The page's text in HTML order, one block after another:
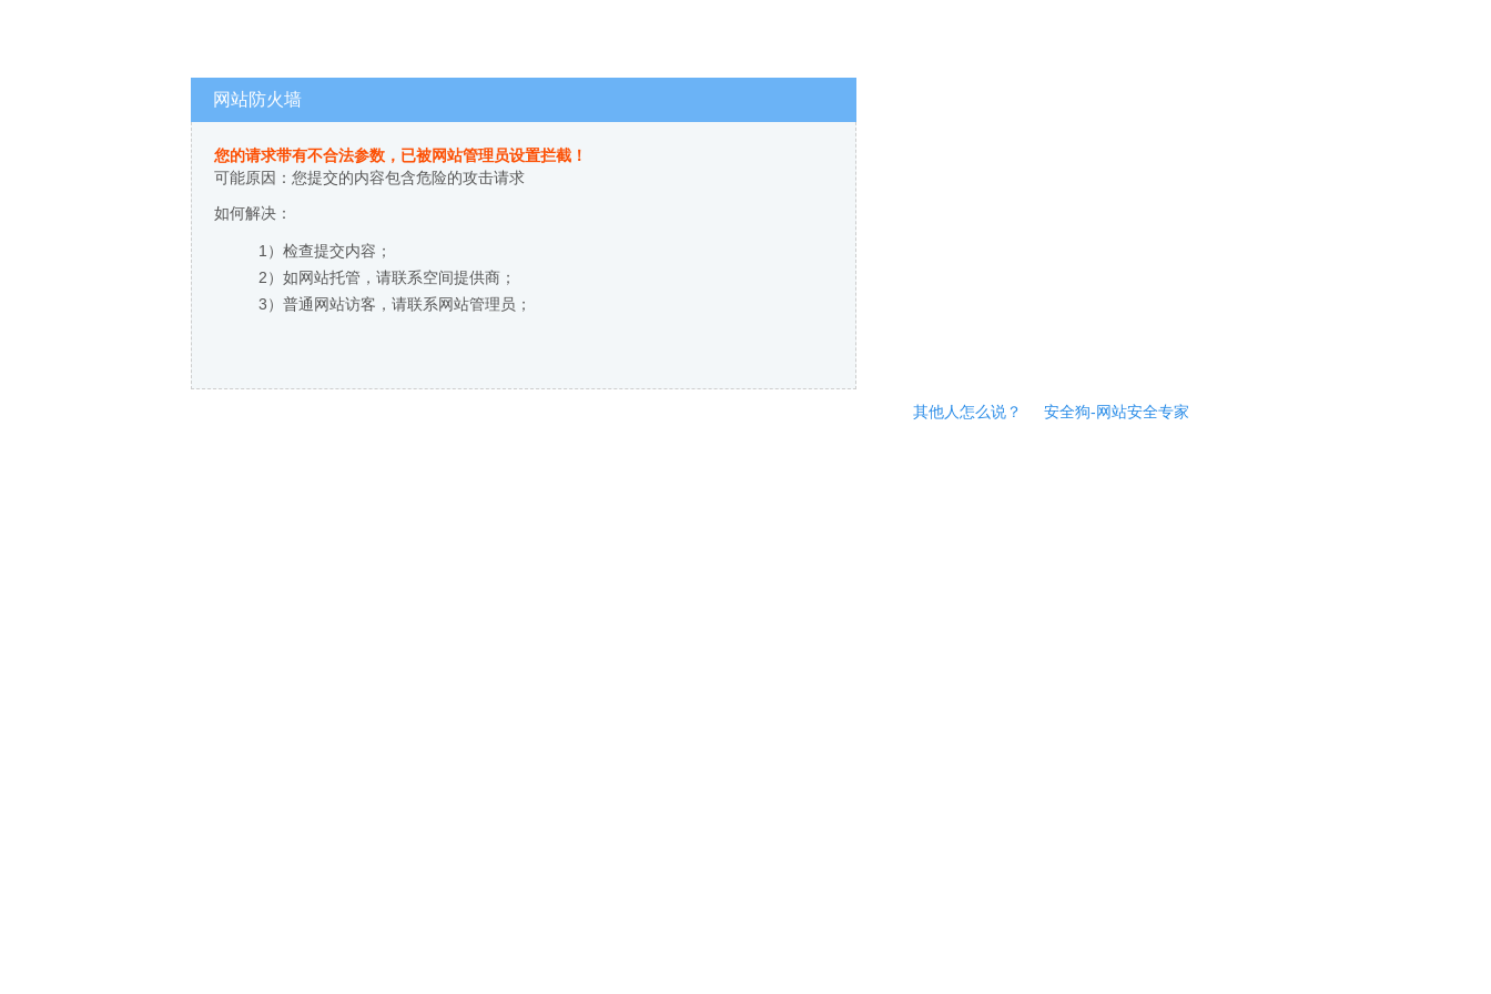
网站防火墙
您的请求带有不合法参数，已被网站管理员设置拦截！
可能原因：您提交的内容包含危险的攻击请求
如何解决：
1）检查提交内容；
2）如网站托管，请联系空间提供商；
3）普通网站访客，请联系网站管理员；
其他人怎么说？ 安全狗-网站安全专家